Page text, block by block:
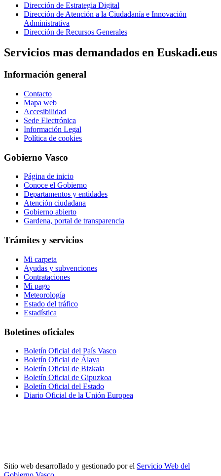
Dirección de Estrategia Digital
Dirección de Atención a la Ciudadanía e Innovación
Administrativa
Dirección de Recursos Generales
Servicios mas demandados en Euskadi.eus
Información general
Contacto
Mapa web
Accesibilidad
Sede Electrónica
Información Legal
Política de cookies
Gobierno Vasco
Página de inicio
Conoce el Gobierno
Departamentos y entidades
Atención ciudadana
Gobierno abierto
Gardena, portal de transparencia
Trámites y servicios
Mi carpeta
Ayudas y subvenciones
Contrataciones
Mi pago
Meteorología
Estado del tráfico
Estadística
Boletines oficiales
Boletín Oficial del País Vasco
Boletín Oficial de Álava
Boletín Oficial de Bizkaia
Boletín Oficial de Gipuzkoa
Boletín Oficial del Estado
Diario Oficial de la Unión Europea
Sitio web desarrollado y gestionado por el Servicio Web del